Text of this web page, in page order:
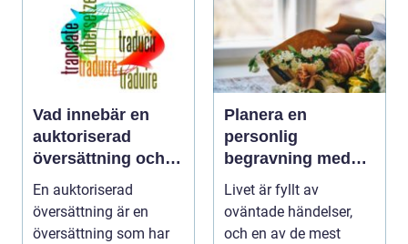
Vad innebär en
auktoriserad
översättning och
när behövs den?
En auktoriserad
översättning är en
översättning som har
Planera en
personlig
begravning med
hjälp av en
begravningsbyrå
Livet är fyllt av
oväntade händelser,
och en av de mest